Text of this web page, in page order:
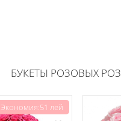
БУКЕТЫ РОЗОВЫХ РОЗ
Экономия:51 лей